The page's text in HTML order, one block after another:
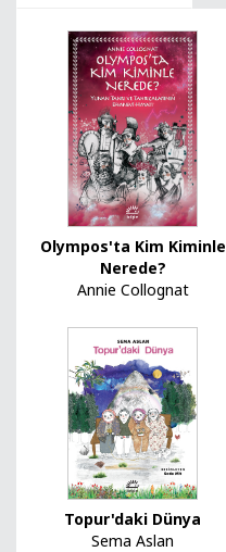
Olympos'ta Kim Kiminle
Nerede?
Annie Collognat
Topur'daki Dünya
Sema Aslan